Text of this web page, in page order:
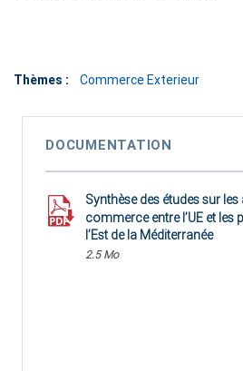
Thèmes : Commerce Exterieur
DOCUMENTATION
Synthèse des études sur
commerce entre l’UE et les
l’Est de la Méditerranée
2.5 Mo